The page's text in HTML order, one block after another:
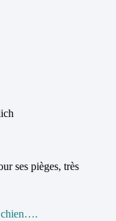
ses pièges, très
chien….